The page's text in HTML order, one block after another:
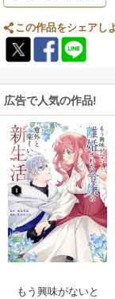
この作品をシェアし
広告で人気の作品!
もう興味がないと